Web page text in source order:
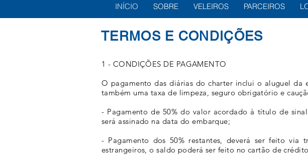
TERMOS E CONDIÇÕES
1 - CONDIÇÕES DE PAGAMENTO
O pagamento das diárias do charter inclui o aluguel da
também uma taxa de limpeza, seguro obrigatório e
- Pagamento de 50% do valor acordado à título de
será assinado na data do embarque;
- Pagamento dos 50% restantes, deverá ser feito via
estrangeiros, o saldo poderá ser feito no cartão de
INÍCIO SOBRE VELEIROS PARCEIROS